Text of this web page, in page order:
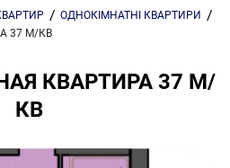
ОДНОКІМНАТНІ КВАРТИРИ
37 М/КВ
КВАРТИРА 37 М/
КВ